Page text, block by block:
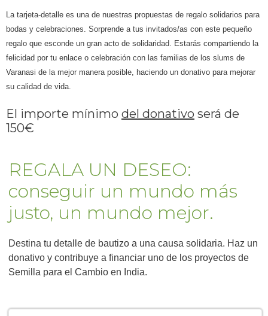
La tarjeta-detalle es una de nuestras propuestas de regalo solidarios para
bodas y celebraciones. Sorprende a tus invitados/as con este pequeño
regalo que esconde un gran acto de solidaridad. Estarás compartiendo la
felicidad por tu enlace o celebración con las familias de los slums de
Varanasi de la mejor manera posible, haciendo un donativo para mejorar
su calidad de vida.
El importe mínimo del donativo será de
150€
REGALA UN DESEO:
conseguir un mundo más
justo, un mundo mejor.
Destina tu detalle de bautizo a una causa solidaria. Haz un
donativo y contribuye a financiar uno de los proyectos de
Semilla para el Cambio en India.